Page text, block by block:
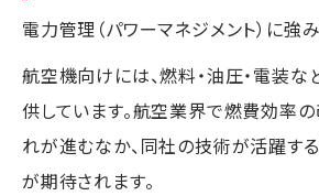
電力管理（パワーマネジメント）に強
航空機向けには、燃料・油圧・電装
供しています。航空業界で燃費効率
れが進むなか、同社の技術が活躍す
が期待されます。